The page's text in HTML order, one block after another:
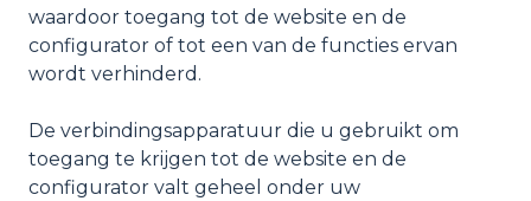
waardoor toegang tot de website en de
configurator of tot een van de functies ervan
wordt verhinderd.
De verbindingsapparatuur die u gebruikt om
toegang te krijgen tot de website en de
configurator valt geheel onder uw